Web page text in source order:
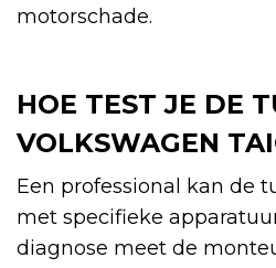
motorschade.
HOE TEST JE DE
VOLKSWAGEN
Een professional kan de
met specifieke
diagnose meet de